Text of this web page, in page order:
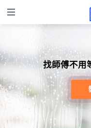
找師傅不用